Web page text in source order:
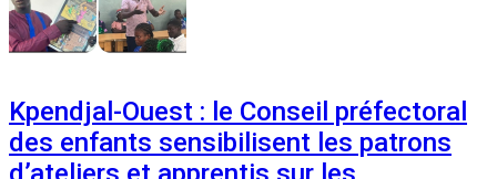
Kpendjal-Ouest : le Conseil préfectoral
des enfants sensibilisent les patrons